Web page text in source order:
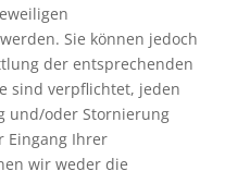
Sie können jedoch
der entsprechenden
sind verpflichtet, jeden
und/oder Stornierung
Eingang Ihrer
wir weder die